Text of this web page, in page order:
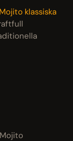
Mojito klassiska